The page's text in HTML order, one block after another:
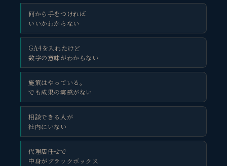
何から手をつければ
いいかわからない
GA4を入れたけど
数字の意味がわからない
施策はやっている。
でも成果の実感がない
相談できる人が
社内にいない
代理店任せで
中身がブラックボックス